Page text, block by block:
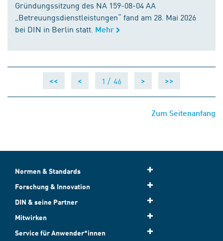
Gründungssitzung des NA 159-08-04 AA
„Betreuungsdienstleistungen“ fand am 28. Mai 2026
bei DIN in Berlin statt. Mehr
<< < 1 / 46 > >>
Zum Seitenanfang
Normen & Standards
Forschung & Innovation
DIN & seine Partner
Mitwirken
Service für Anwender*innen